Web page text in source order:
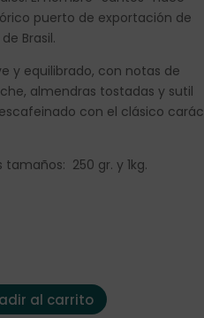
puerto de exportación de
Brasil.
y equilibrado, con notas de
almendras tostadas y sutil
con el clásico
tamaños: 250 gr. y 1kg.
Brasil "Santos" 250gr.
al carrito